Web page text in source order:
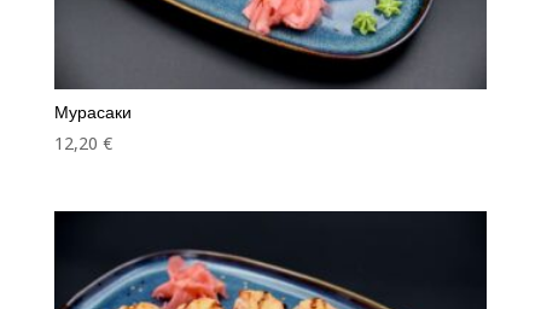
Мурасаки
12,20€